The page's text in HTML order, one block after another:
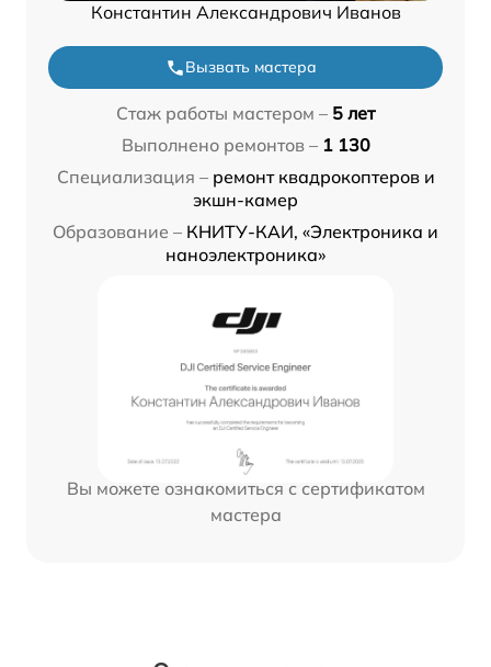
Константин Александрович Иванов
Вызвать мастера
Стаж работы мастером – 5 лет
Выполнено ремонтов – 1 130
Специализация – ремонт квадрокоптеров и
экшн-камер
Образование – КНИТУ-КАИ, «Электроника и
наноэлектроника»
Вы можете ознакомиться с сертификатом
мастера